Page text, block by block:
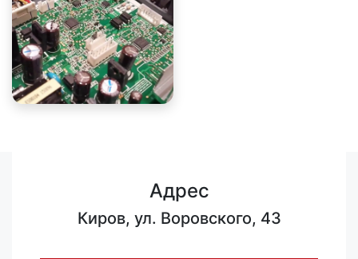
Адрес
Киров, ул. Воровского, 43